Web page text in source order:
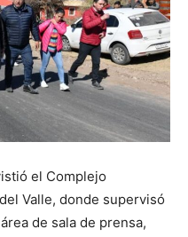
el Complejo
Valle, donde supervisó
de sala de prensa,